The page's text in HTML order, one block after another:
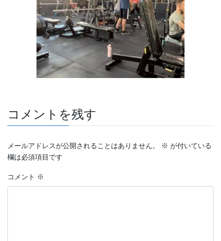
コメントを残す
メールアドレスが公開されることはありません。 ※ が付いている
欄は必須項目です
コメント ※